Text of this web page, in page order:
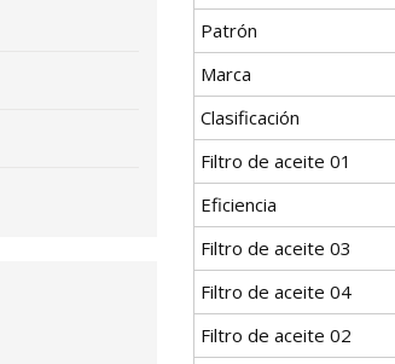
Patrón
Marca
Clasificación
Filtro de aceite 01
Eficiencia
Filtro de aceite 03
Filtro de aceite 04
Filtro de aceite 02